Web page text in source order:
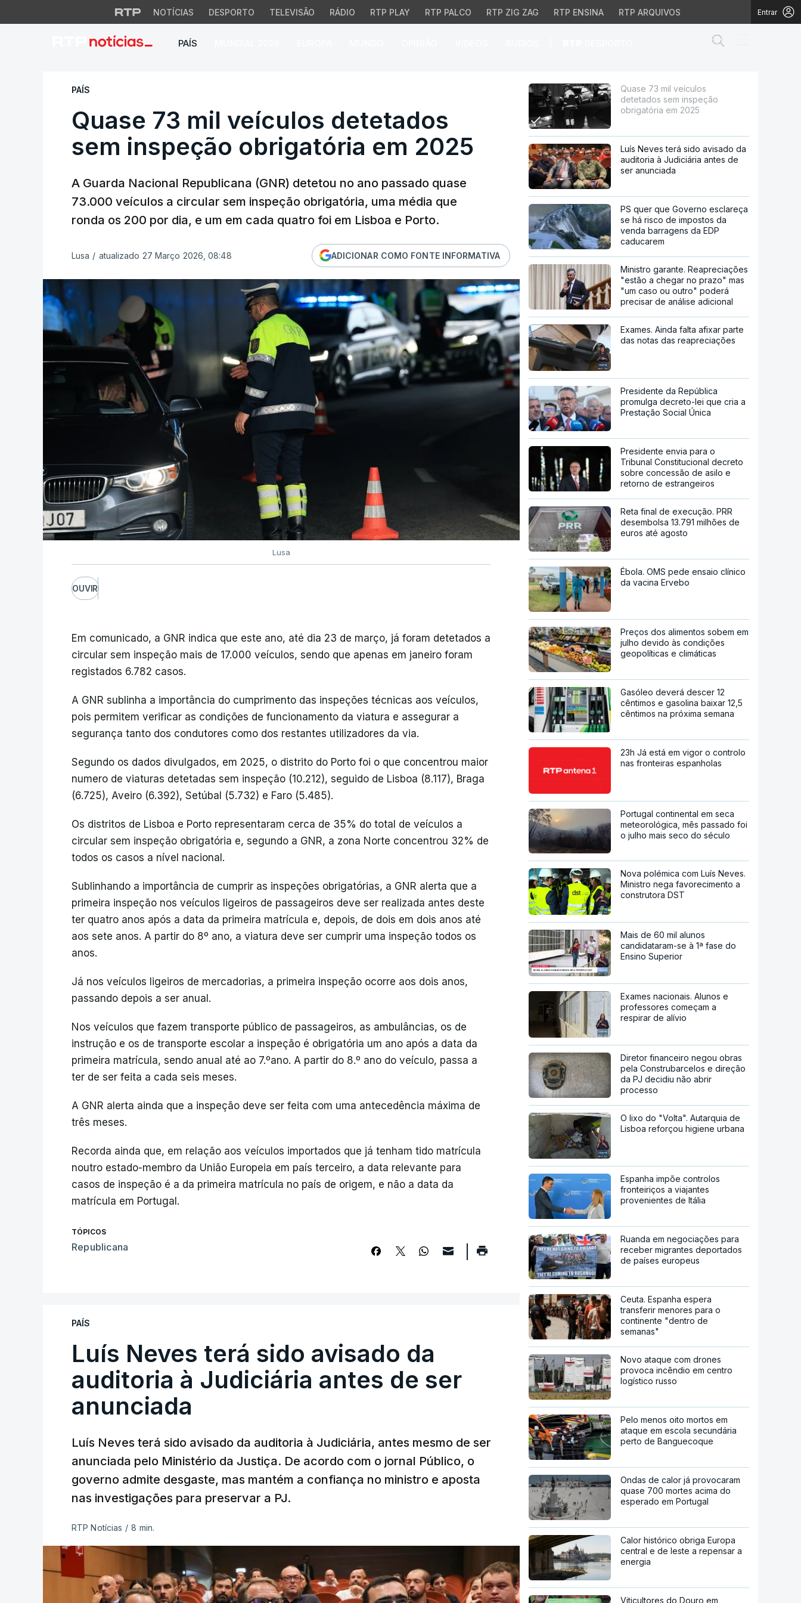
NOTÍCIAS DESPORTO TELEVISÃO RÁDIO RTP PLAY RTP PALCO RTP ZIG ZAG RTP ENSINA RTP ARQUIVOS Entrar
PAÍS
Quase 73 mil veículos detetados sem inspeção obrigatória em
PAÍS
Quase 73 mil veículos detetados
sem inspeção obrigatória em 2025
A Guarda Nacional Republicana (GNR) detetou no ano passado quase
73.000 veículos a circular sem inspeção obrigatória, uma média que
ronda os 200 por dia, e um em cada quatro foi em Lisboa e Porto.
Lusa / atualizado 27 Março 2026, 08:48 ADICIONAR COMO FONTE INFORMATIVA
Lusa
OUVIR
Em comunicado, a GNR indica que este ano, até dia 23 de março, já foram detetados a
circular sem inspeção mais de 17.000 veículos, sendo que apenas em janeiro foram
registados 6.782 casos.
A GNR sublinha a importância do cumprimento das inspeções técnicas aos veículos,
pois permitem verificar as condições de funcionamento da viatura e assegurar a
segurança tanto dos condutores como dos restantes utilizadores da via.
Segundo os dados divulgados, em 2025, o distrito do Porto foi o que concentrou maior
numero de viaturas detetadas sem inspeção (10.212), seguido de Lisboa (8.117), Braga
(6.725), Aveiro (6.392), Setúbal (5.732) e Faro (5.485).
Os distritos de Lisboa e Porto representaram cerca de 35% do total de veículos a
circular sem inspeção obrigatória e, segundo a GNR, a zona Norte concentrou 32% de
todos os casos a nível nacional.
Sublinhando a importância de cumprir as inspeções obrigatórias, a GNR alerta que a
primeira inspeção nos veículos ligeiros de passageiros deve ser realizada antes deste
ter quatro anos após a data da primeira matrícula e, depois, de dois em dois anos até
aos sete anos. A partir do 8º ano, a viatura deve ser cumprir uma inspeção todos os
anos.
Já nos veículos ligeiros de mercadorias, a primeira inspeção ocorre aos dois anos,
passando depois a ser anual.
Nos veículos que fazem transporte público de passageiros, as ambulâncias, os de
instrução e os de transporte escolar a inspeção é obrigatória um ano após a data da
primeira matrícula, sendo anual até ao 7.ºano. A partir do 8.º ano do veículo, passa a
ter de ser feita a cada seis meses.
A GNR alerta ainda que a inspeção deve ser feita com uma antecedência máxima de
três meses.
Recorda ainda que, em relação aos veículos importados que já tenham tido matrícula
noutro estado-membro da União Europeia em país terceiro, a data relevante para
casos de inspeção é a da primeira matrícula no país de origem, e não a data da
matrícula em Portugal.
TÓPICOS
Republicana
PAÍS
Luís Neves terá sido avisado da
auditoria à Judiciária antes de ser
anunciada
Luís Neves terá sido avisado da auditoria à Judiciária, antes mesmo de ser
anunciada pelo Ministério da Justiça. De acordo com o jornal Público, o
governo admite desgaste, mas mantém a confiança no ministro e aposta
nas investigações para preservar a PJ.
RTP Notícias / 8 min.
Quase 73 mil veículos
detetados sem inspeção
obrigatória em 2025
Luís Neves terá sido avisado da
auditoria à Judiciária antes de
ser anunciada
PS quer que Governo esclareça
se há risco de impostos da
venda barragens da EDP
caducarem
Ministro garante. Reapreciações
"estão a chegar no prazo" mas
"um caso ou outro" poderá
precisar de análise adicional
Exames. Ainda falta afixar parte
das notas das reapreciações
Presidente da República
promulga decreto-lei que cria a
Prestação Social Única
Presidente envia para o
Tribunal Constitucional decreto
sobre concessão de asilo e
retorno de estrangeiros
Reta final de execução. PRR
desembolsa 13.791 milhões de
euros até agosto
Ébola. OMS pede ensaio clínico
da vacina Ervebo
Preços dos alimentos sobem em
julho devido às condições
geopolíticas e climáticas
Gasóleo deverá descer 12
cêntimos e gasolina baixar 12,5
cêntimos na próxima semana
23h Já está em vigor o controlo
nas fronteiras espanholas
Portugal continental em seca
meteorológica, mês passado foi
o julho mais seco do século
Nova polémica com Luís Neves.
Ministro nega favorecimento a
construtora DST
Mais de 60 mil alunos
candidataram-se à 1ª fase do
Ensino Superior
Exames nacionais. Alunos e
professores começam a
respirar de alívio
Diretor financeiro negou obras
pela Construbarcelos e direção
da PJ decidiu não abrir
processo
O lixo do "Volta". Autarquia de
Lisboa reforçou higiene urbana
Espanha impõe controlos
fronteiriços a viajantes
provenientes de Itália
Ruanda em negociações para
receber migrantes deportados
de países europeus
Ceuta. Espanha espera
transferir menores para o
continente "dentro de
semanas"
Novo ataque com drones
provoca incêndio em centro
logístico russo
Pelo menos oito mortos em
ataque em escola secundária
perto de Banguecoque
Ondas de calor já provocaram
quase 700 mortes acima do
esperado em Portugal
Calor histórico obriga Europa
central e de leste a repensar a
energia
Viticultores do Douro em